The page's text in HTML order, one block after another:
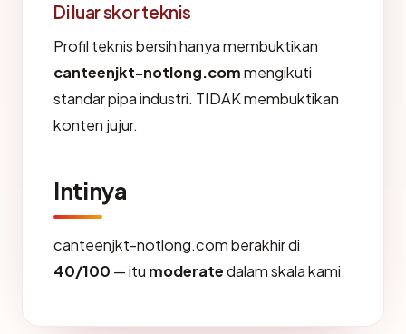
Di luar skor teknis
Profil teknis bersih hanya membuktikan
canteenjkt-notlong.commengikuti
standar pipa industri. TIDAK membuktikan
konten jujur.
Intinya
canteenjkt-notlong.com berakhir di
40/100 — itu moderatedalam skala kami.